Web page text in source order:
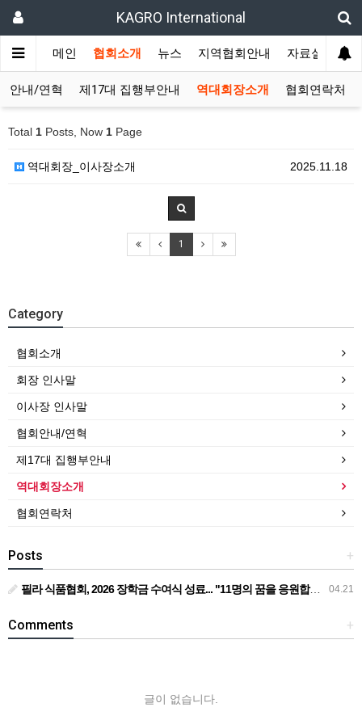
KAGRO International
메인 협회소개 뉴스 지역협회안내 자료실 겔
안내/연혁 제17대 집행부안내 역대회장소개 협회연락처
Total 1 Posts, Now 1 Page
2025.11.18
역대회장_이사장소개
1
Category
협회소개
회장 인사말
이사장 인사말
협회안내/연혁
제17대 집행부안내
역대회장소개
협회연락처
+
Posts
04.21
필라 식품협회, 2026 장학금 수여식 성료... "11명의 꿈을 응원합니다"... 필라 식품협회, 1만 1천 달러 장학금 전달
+
Comments
글이 없습니다.